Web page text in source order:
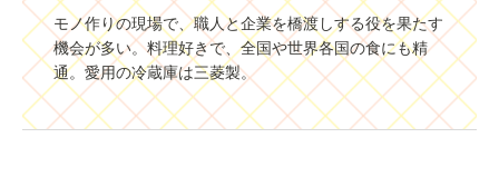
モノ作りの現場で、職人と企業を橋渡しする役を果たす
機会が多い。料理好きで、全国や世界各国の食にも精
通。愛用の冷蔵庫は三菱製。